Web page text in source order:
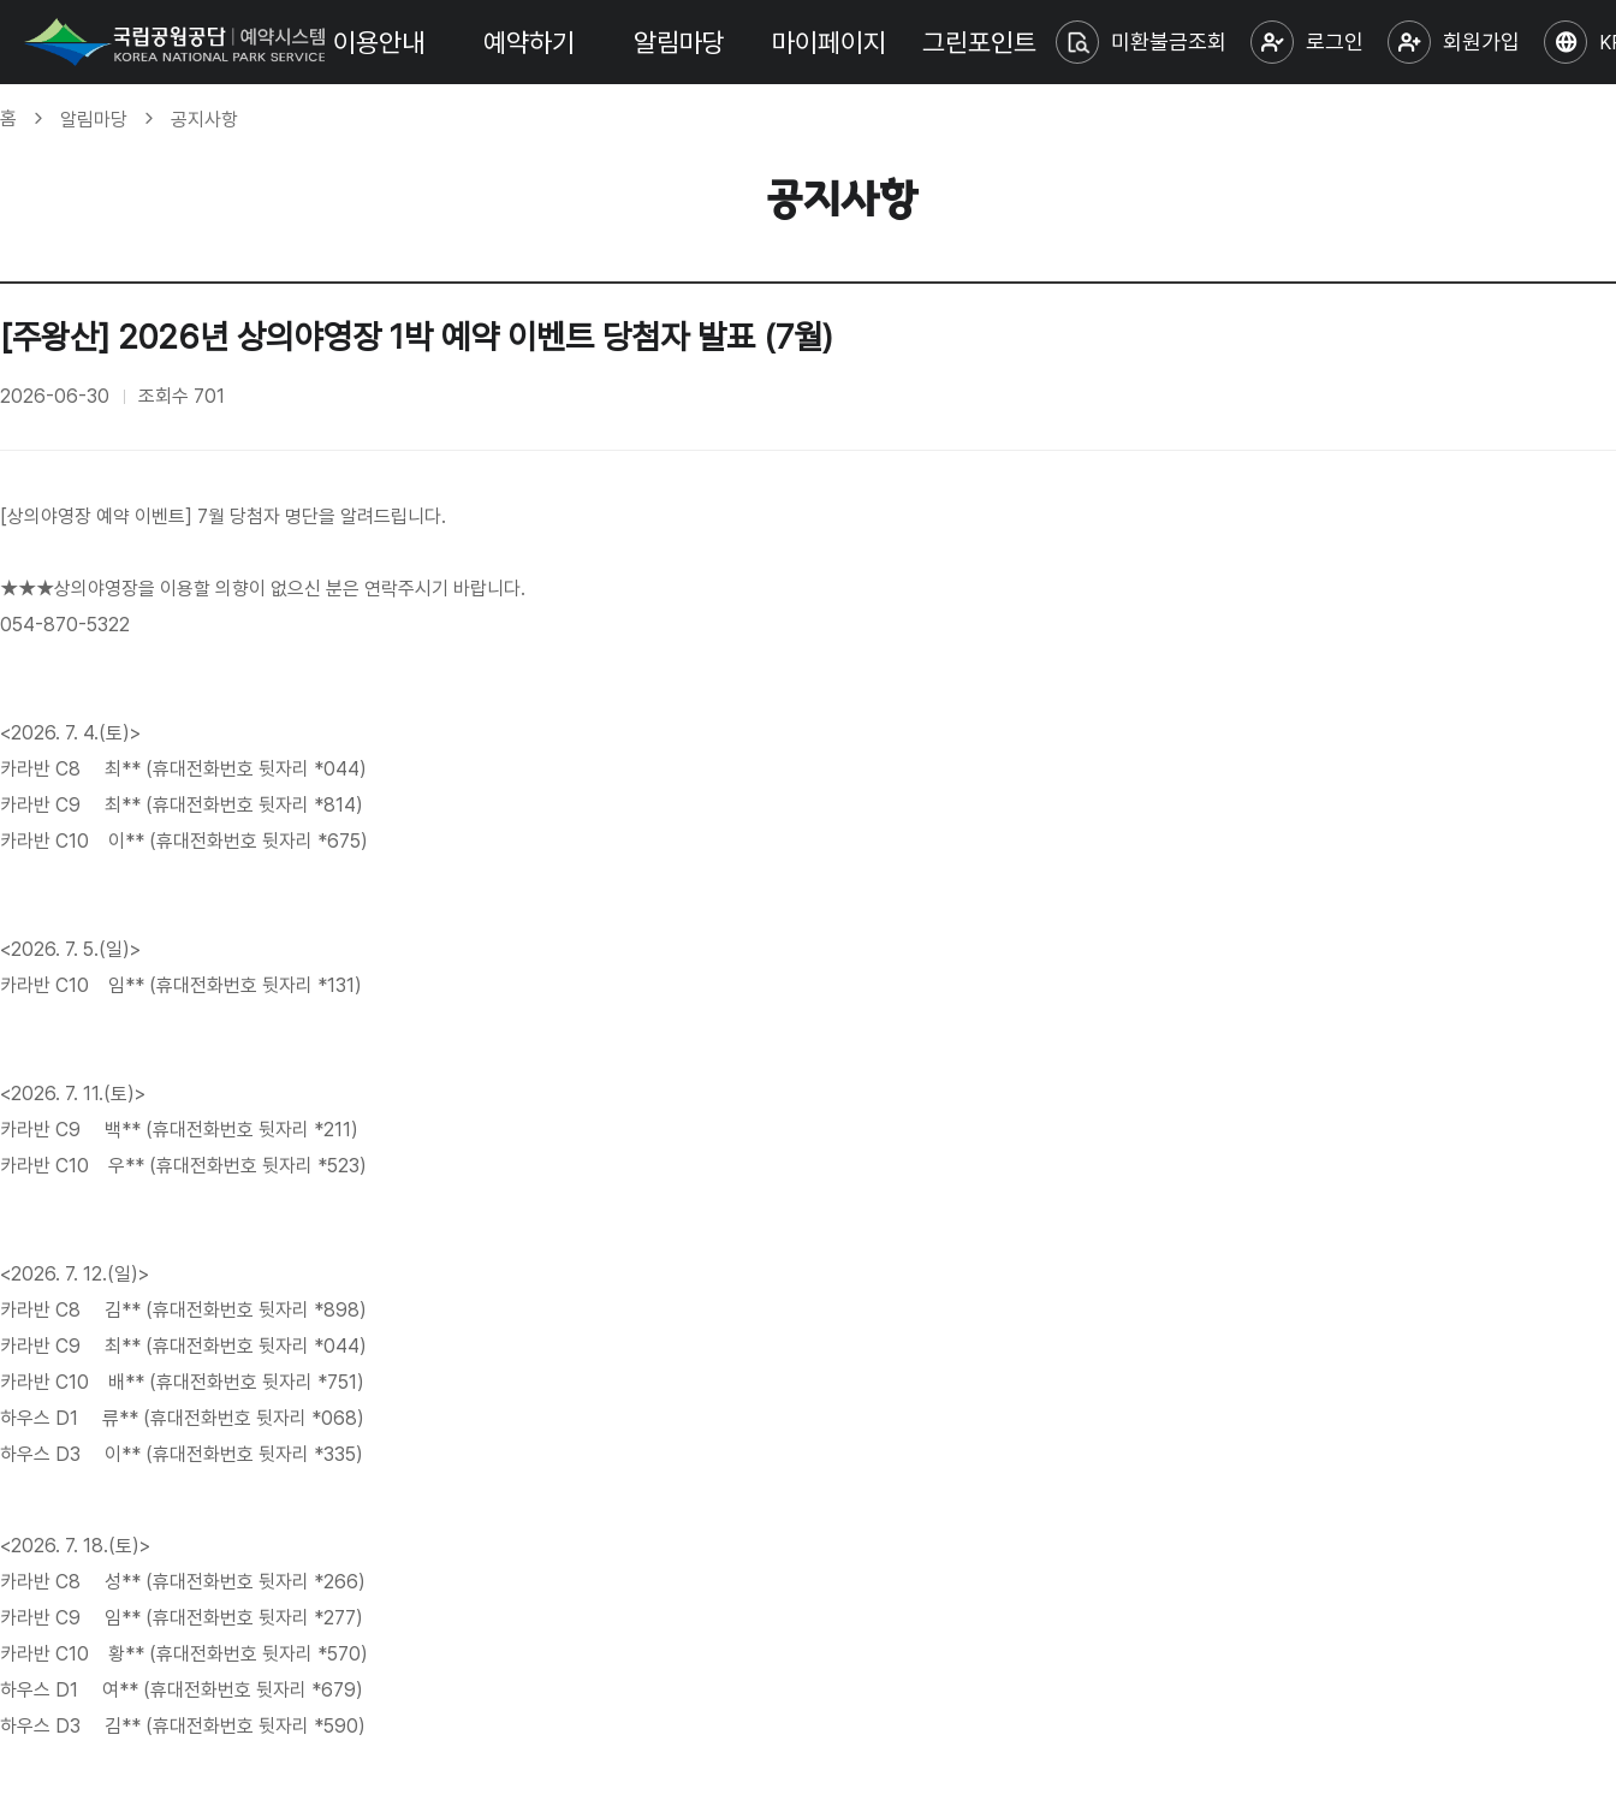
이용안내 예약하기 알림마당 마이페이지 그린포인트 미환불금조회 로그인 회원가입
홈 알림마당 공지사항
공지사항
[주왕산] 2026년 상의야영장 1박 예약 이벤트 당첨자 발표 (7월)
2026-06-30 조회수 701
[상의야영장 예약 이벤트] 7월 당첨자 명단을 알려드립니다.
★★★상의야영장을 이용할 의향이 없으신 분은 연락주시기 바랍니다.
054-870-5322
<2026. 7. 4.(토)>
카라반 C8 최** (휴대전화번호 뒷자리 *044)
카라반 C9 최** (휴대전화번호 뒷자리 *814)
카라반 C10 이** (휴대전화번호 뒷자리 *675)
<2026. 7. 5.(일)>
카라반 C10 임** (휴대전화번호 뒷자리 *131)
<2026. 7. 11.(토)>
카라반 C9 백** (휴대전화번호 뒷자리 *211)
카라반 C10 우** (휴대전화번호 뒷자리 *523)
<2026. 7. 12.(일)>
카라반 C8 김** (휴대전화번호 뒷자리 *898)
카라반 C9 최** (휴대전화번호 뒷자리 *044)
카라반 C10 배** (휴대전화번호 뒷자리 *751)
하우스 D1 류** (휴대전화번호 뒷자리 *068)
하우스 D3 이** (휴대전화번호 뒷자리 *335)
<2026. 7. 18.(토)>
카라반 C8 성** (휴대전화번호 뒷자리 *266)
카라반 C9 임** (휴대전화번호 뒷자리 *277)
카라반 C10 황** (휴대전화번호 뒷자리 *570)
하우스 D1 여** (휴대전화번호 뒷자리 *679)
하우스 D3 김** (휴대전화번호 뒷자리 *590)